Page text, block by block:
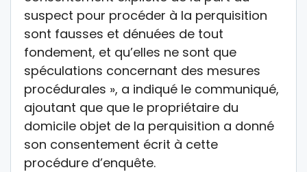
suspect pour procéder à la perquisition
sont fausses et dénuées de tout
fondement, et qu’elles ne sont que
spéculations concernant des mesures
procédurales », a indiqué le communiqué,
ajoutant que que le propriétaire du
domicile objet de la perquisition a donné
son consentement écrit à cette
procédure d’enquête.